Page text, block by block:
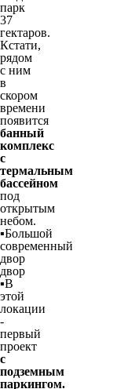
парк
37
гектаров.
Кстати,
рядом
с ним
в
скором
времени
появится
банный
комплекс
с
термальным
бассейном
под
открытым
небом.
▪️Большой
современный
двор
двор
▪️В
этой
локации
-
первый
проект
с
подземным
паркингом.